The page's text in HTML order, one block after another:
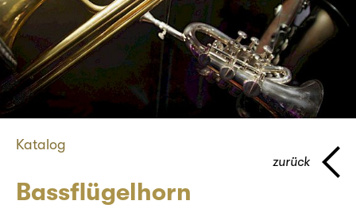
Katalog
Bassflügelhorn
zurück